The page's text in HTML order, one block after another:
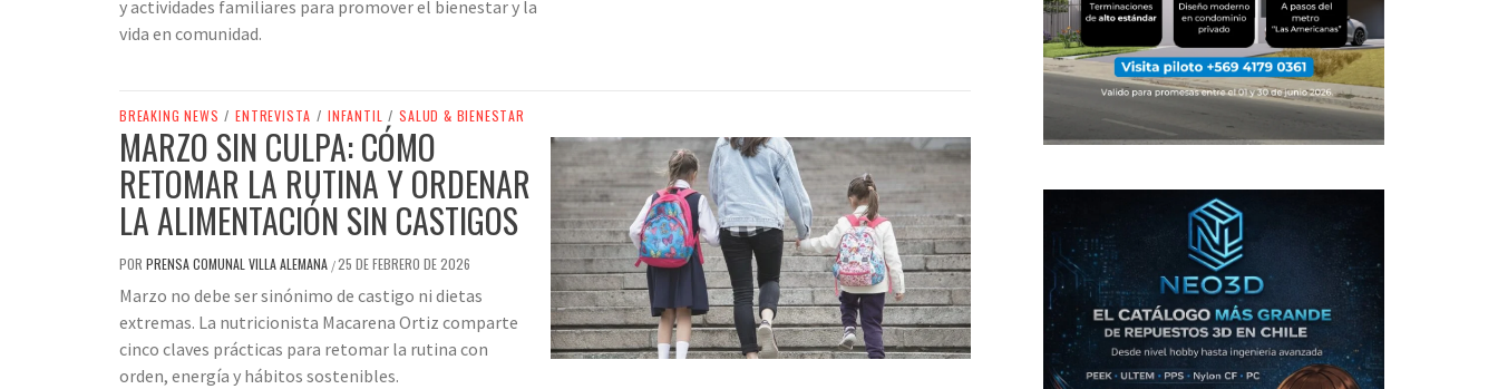
y actividades familiares para promover el bienestar y la
vida en comunidad.
BREAKING NEWS / ENTREVISTA / INFANTIL / SALUD & BIENESTAR
MARZO SIN CULPA: CÓMO
RETOMAR LA RUTINA Y ORDENAR
LA ALIMENTACIÓN SIN CASTIGOS
POR PRENSA COMUNAL VILLA ALEMANA /25 DE FEBRERO DE 2026
Marzo no debe ser sinónimo de castigo ni dietas
extremas. La nutricionista Macarena Ortiz comparte
cinco claves prácticas para retomar la rutina con
orden, energía y hábitos sostenibles.